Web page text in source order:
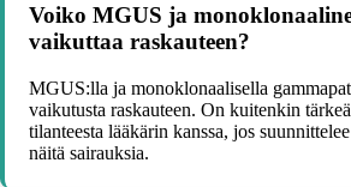
Voiko MGUS ja
vaikuttaa raskauteen?
MGUS:lla ja monoklonaalisella
vaikutusta raskauteen. On kuitenkin
tilanteesta lääkärin kanssa, jos
näitä sairauksia.